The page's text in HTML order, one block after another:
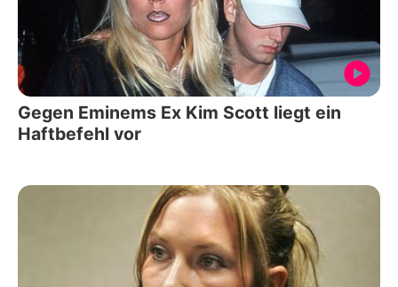
Gegen Eminems Ex Kim Scott liegt ein
Haftbefehl vor